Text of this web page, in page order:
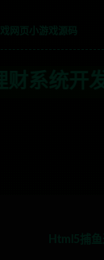
网页小游戏源码
不限，